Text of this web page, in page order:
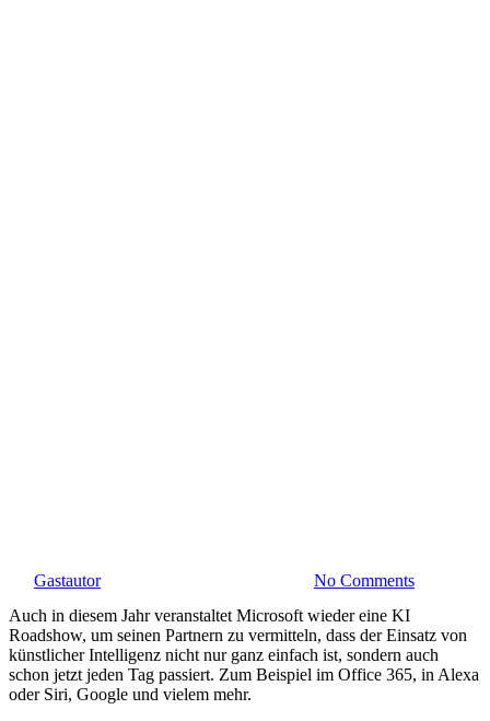
Gastautor27. Mai 2019
No Comments
Auch in diesem Jahr veranstaltet Microsoft wieder eine KI
Roadshow, um seinen Partnern zu vermitteln, dass der Einsatz von
künstlicher Intelligenz nicht nur ganz einfach ist, sondern auch
schon jetzt jeden Tag passiert. Zum Beispiel im Office 365, in Alexa
oder Siri, Google und vielem mehr.